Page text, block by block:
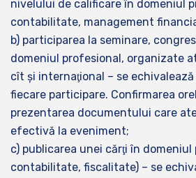
nivelului de calificare în domeniul
contabilitate, management
b) participarea la seminare,
domeniul profesional, organizate
cît şi internaţional – se
fiecare participare. Confirmarea
prezentarea documentului care
efectivă la eveniment;
c) publicarea unei cărţi în
contabilitate, fiscalitate) – se